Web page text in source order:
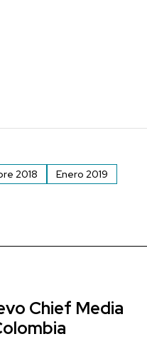
2018 Enero 2019
Chief Media